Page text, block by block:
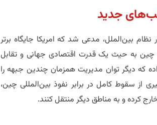
جدید
نظام بین‌الملل، مدعی شد که امریکا جایگاه برتر
به حیث یک قدرت اقتصادی جهانی و تقابل
که دیگر توان مدیریت همزمان چندین جبهه را
از سقوط کامل در برابر نفوذ بین‌المللی چین،
کرده و به مناطق دیگر منتقل کنند.